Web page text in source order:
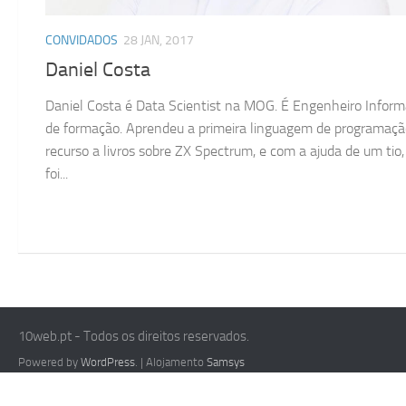
CONVIDADOS 28 JAN, 2017
Daniel Costa
Daniel Costa é Data Scientist na MOG. É Engenheiro
de formação. Aprendeu a primeira linguagem de
recurso a livros sobre ZX Spectrum, e com a ajuda de um
foi...
10web.pt - Todos os direitos reservados.
Powered by WordPress . | Alojamento Samsys